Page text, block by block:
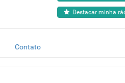
Destacar minha
Contato